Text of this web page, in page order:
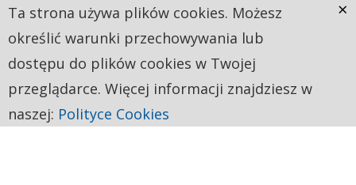
Ta strona używa plików cookies. Możesz
określić warunki przechowywania lub
dostępu do plików cookies w Twojej
przeglądarce. Więcej informacji znajdziesz w
naszej: Polityce Cookies
×